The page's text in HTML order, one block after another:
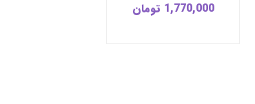
دستگاهی مقرون به صرفه است
1,770,000 تومان